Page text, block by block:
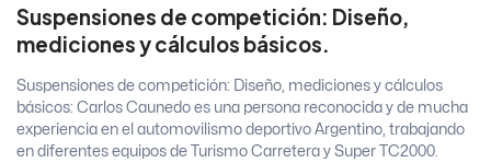
Suspensiones de competición: Diseño,
mediciones y cálculos básicos.
Suspensiones de competición: Diseño, mediciones y cálculos
básicos: Carlos Caunedo es una persona reconocida y de mucha
experiencia en el automovilismo deportivo Argentino, trabajando
en diferentes equipos de Turismo Carretera y Super TC2000.